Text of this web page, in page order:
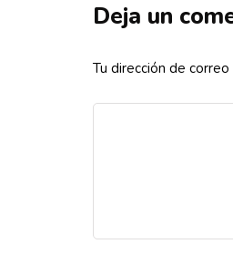
Deja un
Tu dirección de